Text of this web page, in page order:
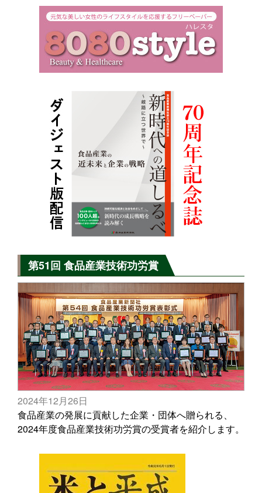
第51回 食品産業技術功労賞
2024年12月26日
食品産業の発展に貢献した企業・団体へ贈られる、
2024年度食品産業技術功労賞の受賞者を紹介します。